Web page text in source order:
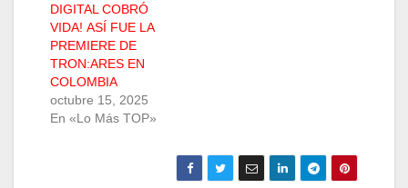
DIGITAL COBRÓ
VIDA! ASÍ FUE LA
PREMIERE DE
TRON:ARES EN
COLOMBIA
octubre 15, 2025
En «Lo Más TOP»